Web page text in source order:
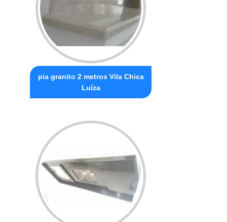
pia granito 2 metros Vila Chica
Luíza